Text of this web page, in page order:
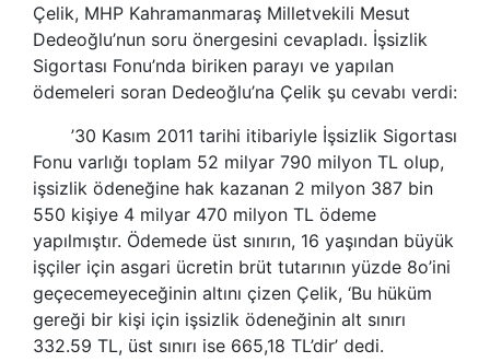
Çelik, MHP Kahramanmaraş Milletvekili Mesut
Dedeoğlu’nun soru önergesini cevapladı. İşsizlik
Sigortası Fonu’nda biriken parayı ve yapılan
ödemeleri soran Dedeoğlu’na Çelik şu cevabı verdi:
’30 Kasım 2011 tarihi itibariyle İşsizlik Sigortası
Fonu varlığı toplam 52 milyar 790 milyon TL olup,
işsizlik ödeneğine hak kazanan 2 milyon 387 bin
550 kişiye 4 milyar 470 milyon TL ödeme
yapılmıştır. Ödemede üst sınırın, 16 yaşından büyük
işçiler için asgari ücretin brüt tutarının yüzde 8o’ini
geçecemeyeceğinin altını çizen Çelik, ‘Bu hüküm
gereği bir kişi için işsizlik ödeneğinin alt sınırı
332.59 TL, üst sınırı ise 665,18 TL’dir’ dedi.